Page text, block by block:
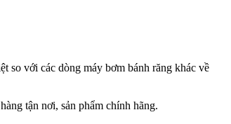
so với các dòng máy bơm bánh răng khác về
tận nơi, sản phẩm chính hãng.